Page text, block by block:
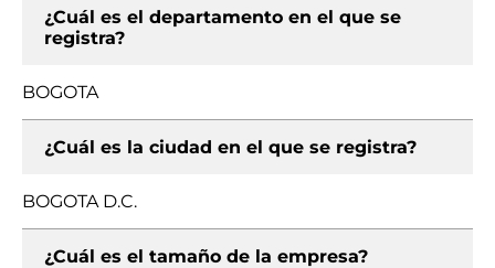
¿Cuál es el departamento en el que se
registra?
BOGOTA
¿Cuál es la ciudad en el que se registra?
BOGOTA D.C.
¿Cuál es el tamaño de la empresa?